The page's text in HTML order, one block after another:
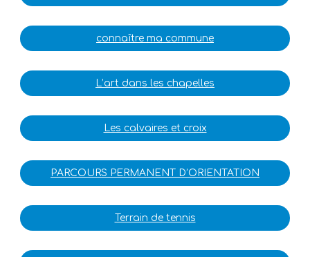
connaître ma commune
L’art dans les chapelles
Les calvaires et croix
PARCOURS PERMANENT D’ORIENTATION
Terrain de tennis